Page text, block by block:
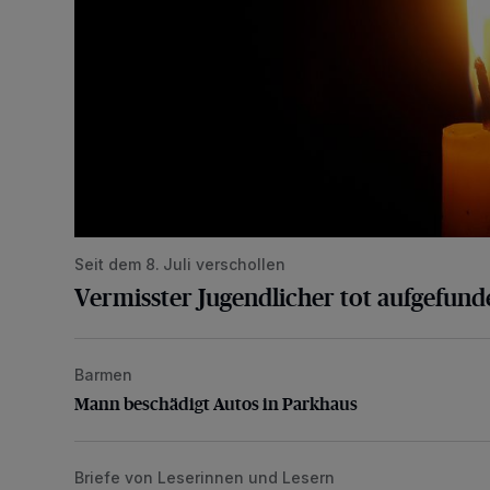
Seit dem 8. Juli verschollen
Vermisster Jugendlicher tot
Mann beschädigt Autos in Parkhaus
Barmen
Mann beschädigt Autos in Parkhaus
„Stoßdämpfertest mit Unterbodenbehandlung“
Briefe von Leserinnen und Lesern